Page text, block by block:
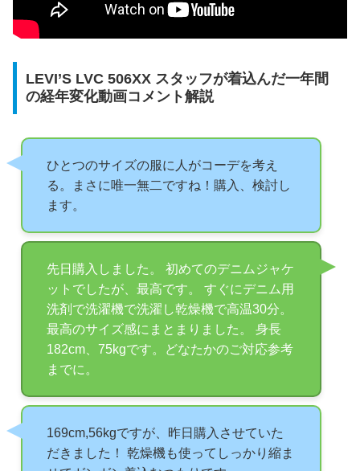
LEVI’S LVC 506XX スタッフが着込んだ一年間
の経年変化動画コメント解説
ひとつのサイズの服に人がコーデを考え
る。まさに唯一無二ですね！購入、検討し
ます。
先日購入しました。 初めてのデニムジャケ
ットでしたが、最高です。 すぐにデニム用
洗剤で洗濯機で洗濯し乾燥機で高温30分。
最高のサイズ感にまとまりました。 身長
182cm、75kgです。どなたかのご対応参考
までに。
169cm,56kgですが、昨日購入させていた
だきました！ 乾燥機も使ってしっかり縮ま